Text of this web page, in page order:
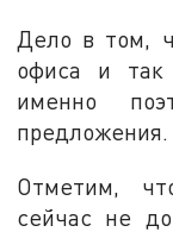
Дело в том,
офиса и так
именно
предложения.
Отметим,
сейчас не до